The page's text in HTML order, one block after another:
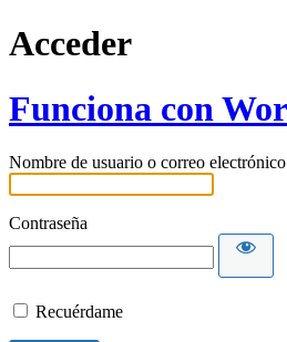
Acceder
Funciona con
Nombre de usuario o correo electrónico
Contraseña
Recuérdame